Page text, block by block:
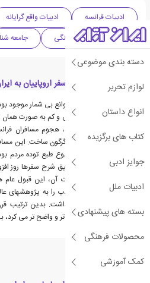
دسته بندی موضوعی
لوازم تحریر
انواع داستان
کتاب های برگزیده
جوایز ادبی
ادبیات ملل
بسته های پیشنهادی
محصولات فرهنگی
کمک آموزشی
ادبیات فرانسه ادبیات واقع گرایانه
سفرنامه
فرهنگی جامعه
قسمت هایی از کتاب سفر اروپاییان به
در راه شناختن ایران موانع بی شمار موجود
اسلامی، تا سال 1660 بیش و کم
ولی از این تاریخ به بعد، هجوم مسافران
مفهوم "پارس، ایران" را دگرگون ساخت. این
مشاهدات خود را که مطبوع طبع توده مردم
ایران قبول عام یافت. توفیق شرح سفرها روز
اوج خود رسید. به موازات آن، این قبول
فراگرفت و ارباب علم و ادب را به پژوهشهای
فراگرفتن زبان فارسی واداشت. بدین
مفهوم "ایران" را مشخص تر و واضح تر می کرد،